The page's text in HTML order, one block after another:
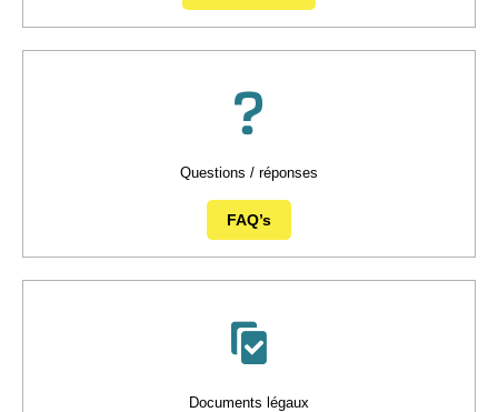
Questions / réponses
FAQ’s
Documents légaux